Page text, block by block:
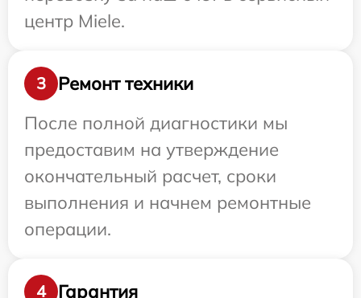
центр Miele.
3
Ремонт техники
После полной диагностики мы
предоставим на утверждение
окончательный расчет, сроки
выполнения и начнем ремонтные
операции.
4
Гарантия